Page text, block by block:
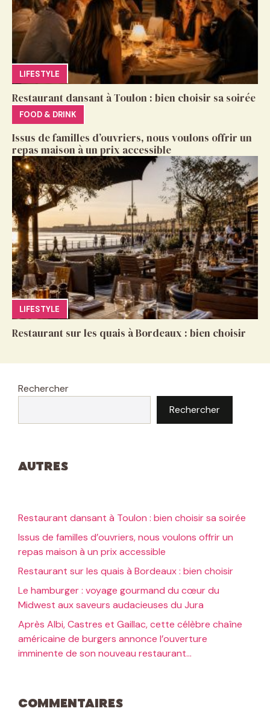
LIFESTYLE
Restaurant dansant à Toulon : bien choisir sa soirée
FOOD & DRINK
Issus de familles d’ouvriers, nous voulons offrir un
repas maison à un prix accessible
LIFESTYLE
Restaurant sur les quais à Bordeaux : bien choisir
Rechercher
Rechercher
Autres
Restaurant dansant à Toulon : bien choisir sa soirée
Issus de familles d’ouvriers, nous voulons offrir un
repas maison à un prix accessible
Restaurant sur les quais à Bordeaux : bien choisir
Le hamburger : voyage gourmand du cœur du
Midwest aux saveurs audacieuses du Jura
Après Albi, Castres et Gaillac, cette célèbre chaîne
américaine de burgers annonce l’ouverture
imminente de son nouveau restaurant…
Commentaires